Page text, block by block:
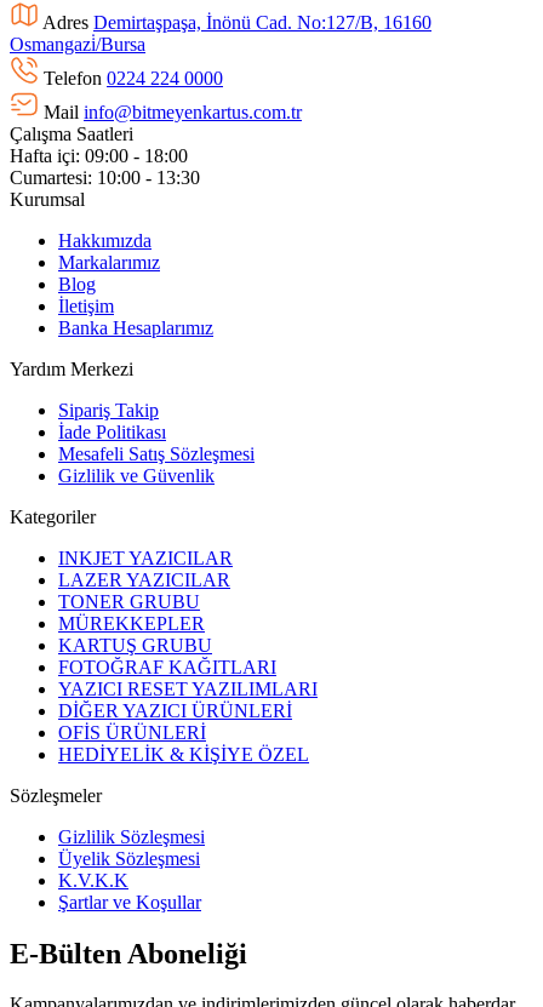
Adres Demirtaşpaşa, İnönü Cad. No:127/B, 16160
Osmangazi̇/Bursa
Telefon 0224 224 0000
Mail info@bitmeyenkartus.com.tr
Çalışma Saatleri
Hafta içi: 09:00 - 18:00
Cumartesi: 10:00 - 13:30
Kurumsal
Hakkımızda
Markalarımız
Blog
İletişim
Banka Hesaplarımız
Yardım Merkezi
Sipariş Takip
İade Politikası
Mesafeli Satış Sözleşmesi
Gizlilik ve Güvenlik
Kategoriler
INKJET YAZICILAR
LAZER YAZICILAR
TONER GRUBU
MÜREKKEPLER
KARTUŞ GRUBU
FOTOĞRAF KAĞITLARI
YAZICI RESET YAZILIMLARI
DİĞER YAZICI ÜRÜNLERİ
OFİS ÜRÜNLERİ
HEDİYELİK & KİŞİYE ÖZEL
Sözleşmeler
Gizlilik Sözleşmesi
Üyelik Sözleşmesi
K.V.K.K
Şartlar ve Koşullar
E-Bülten Aboneliği